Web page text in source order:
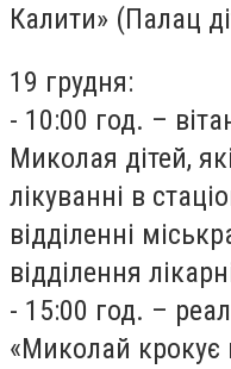
Калити» (Палац
19 грудня:
- 10:00 год. –
Миколая дітей,
лікуванні в
відділенні
відділення
- 15:00 год. –
«Миколай крокує